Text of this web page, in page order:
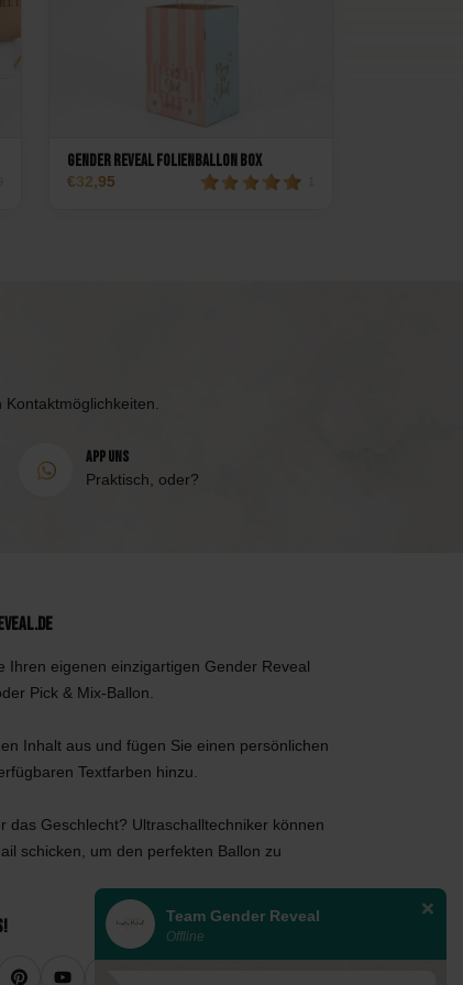
Gender Reveal Folienballon Box
32,95
App uns
Praktisch, oder?
Ihren eigenen einzigartigen Gender Reveal
Pick & Mix-Ballon.
Inhalt aus und fügen Sie einen persönlichen
Textfarben hinzu.
das Geschlecht? Ultraschalltechniker können
schicken, um den perfekten Ballon zu
Team Gender Reveal
Offline